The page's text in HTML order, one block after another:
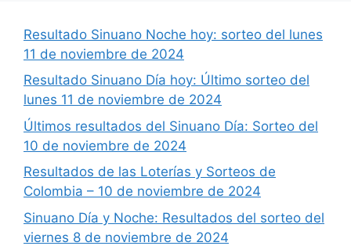
Resultado Sinuano Noche hoy: sorteo del lunes
11 de noviembre de 2024
Resultado Sinuano Día hoy: Último sorteo del
lunes 11 de noviembre de 2024
Últimos resultados del Sinuano Día: Sorteo del
10 de noviembre de 2024
Resultados de las Loterías y Sorteos de
Colombia – 10 de noviembre de 2024
Sinuano Día y Noche: Resultados del sorteo del
viernes 8 de noviembre de 2024